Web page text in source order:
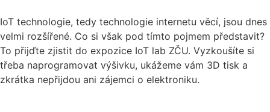
IoT technologie, tedy technologie internetu věcí, jsou dnes
velmi rozšířené. Co si však pod tímto pojmem představit?
To přijďte zjistit do expozice IoT lab ZČU. Vyzkoušíte si
třeba naprogramovat výšivku, ukážeme vám 3D tisk a
zkrátka nepřijdou ani zájemci o elektroniku.